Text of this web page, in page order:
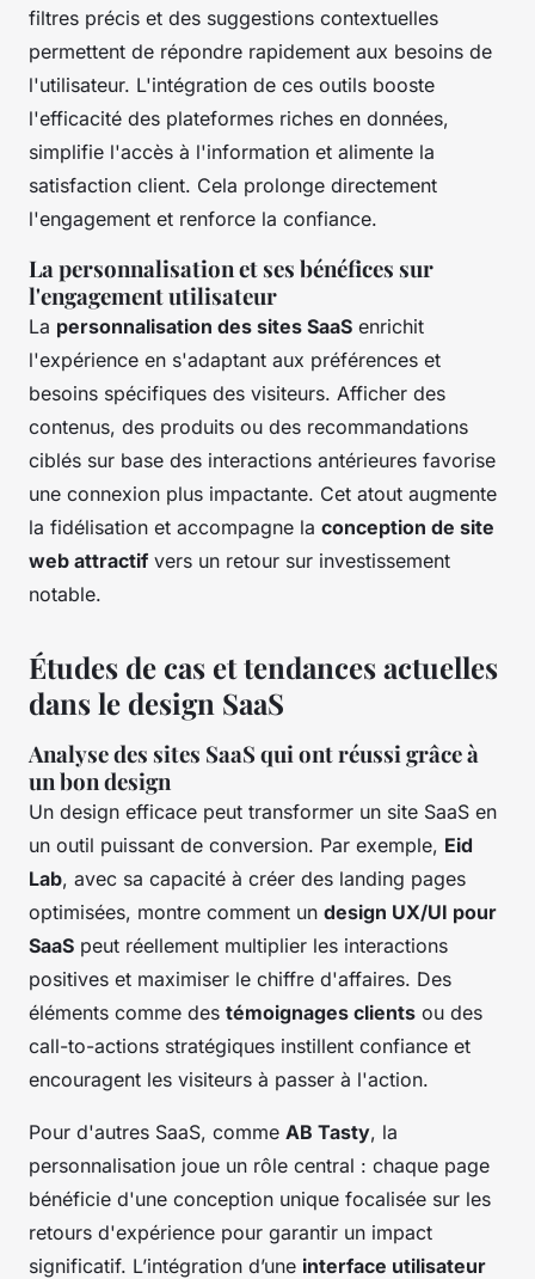
filtres précis et des suggestions contextuelles
permettent de répondre rapidement aux besoins de
l'utilisateur. L'intégration de ces outils booste
l'efficacité des plateformes riches en données,
simplifie l'accès à l'information et alimente la
satisfaction client. Cela prolonge directement
l'engagement et renforce la confiance.
La personnalisation et ses bénéfices sur
l'engagement utilisateur
La personnalisation des sites SaaS enrichit
l'expérience en s'adaptant aux préférences et
besoins spécifiques des visiteurs. Afficher des
contenus, des produits ou des recommandations
ciblés sur base des interactions antérieures favorise
une connexion plus impactante. Cet atout augmente
la fidélisation et accompagne la conception de site
web attractif vers un retour sur investissement
notable.
Études de cas et tendances actuelles
dans le design SaaS
Analyse des sites SaaS qui ont réussi grâce à
un bon design
Un design efficace peut transformer un site SaaS en
un outil puissant de conversion. Par exemple, Eid
Lab, avec sa capacité à créer des landing pages
optimisées, montre comment un design UX/UI pour
SaaS peut réellement multiplier les interactions
positives et maximiser le chiffre d'affaires. Des
éléments comme des témoignages clients ou des
call-to-actions stratégiques instillent confiance et
encouragent les visiteurs à passer à l'action.
Pour d'autres SaaS, comme AB Tasty, la
personnalisation joue un rôle central : chaque page
bénéficie d'une conception unique focalisée sur les
retours d'expérience pour garantir un impact
significatif. L’intégration d’une interface utilisateur